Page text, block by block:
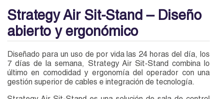
Strategy Air Sit-Stand – Diseño
abierto y ergonómico
Diseñado para un uso de por vida las 24 horas del día, los
7 días de la semana, Strategy Air Sit-Stand combina lo
último en comodidad y ergonomía del operador con una
gestión superior de cables e integración de tecnología.